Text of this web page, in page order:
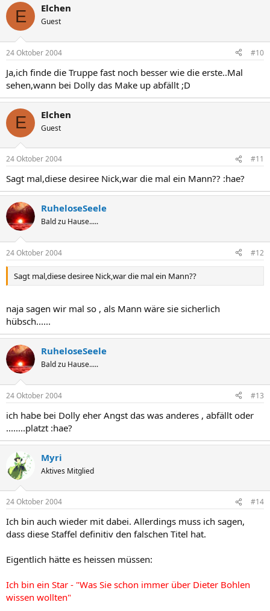
E Elchen
Guest
24 Oktober 2004 #10
Ja,ich finde die Truppe fast noch besser wie die erste..Mal
sehen,wann bei Dolly das Make up abfällt ;D
E Elchen
Guest
24 Oktober 2004 #11
Sagt mal,diese desiree Nick,war die mal ein Mann?? :hae?
RuheloseSeele
Bald zu Hause.....
24 Oktober 2004 #12
Sagt mal,diese desiree Nick,war die mal ein Mann??
naja sagen wir mal so , als Mann wäre sie sicherlich
hübsch......
RuheloseSeele
Bald zu Hause.....
24 Oktober 2004 #13
ich habe bei Dolly eher Angst das was anderes , abfällt oder
........platzt :hae?
Myri
Aktives Mitglied
24 Oktober 2004 #14
Ich bin auch wieder mit dabei. Allerdings muss ich sagen,
dass diese Staffel definitiv den falschen Titel hat.
Eigentlich hätte es heissen müssen:
Ich bin ein Star - "Was Sie schon immer über Dieter Bohlen
wissen wollten"